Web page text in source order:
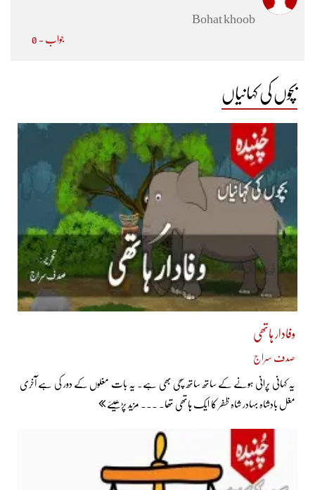
Bohat khoob
جواب - 0
بچوں کی کہانیاں
وفادار ہاتھی
صدف سراج
یہ کہانی پرانی ہونے کے ساتھ ساتھ سچی بھی ہے۔ یہ بات مغلوں کے دور کی ہے آخری
مغل بادشاہ بہادر شاہ ظفر کا ایک ہاتھی تھا۔ ... مزید پڑھیئے